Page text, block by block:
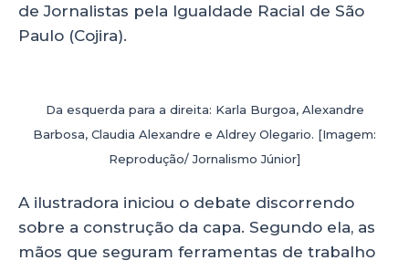
de Jornalistas pela Igualdade Racial de São
Paulo (Cojira).
Da esquerda para a direita: Karla Burgoa, Alexandre
Barbosa, Claudia Alexandre e Aldrey Olegario. [Imagem:
Reprodução/ Jornalismo Júnior]
A ilustradora iniciou o debate discorrendo
sobre a construção da capa. Segundo ela, as
mãos que seguram ferramentas de trabalho